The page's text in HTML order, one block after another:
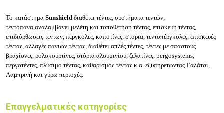
Το κατάστημα Sunshield διαθέτει τέντες, συστήματα τεντών,
τεντόπανα,αναλαμβάνει μελέτη και τοποθέτηση τέντας, επισκευή τέντας,
επιδιόρθωσεις τεντων, πέργκολες, καποτίνες, στορια, τεντοπέργκολες, επισκευές
τέντας, αλλαγές πανιών τέντας, διαθέτει απλές τέντες, τέντες με σπαστούς
βραχίονες, ρολοκουρτίνες, στόρια αλουμινίου, ζελατίνες, pergosystems,
περγοτέντες, πλύσιμο τέντας, καθαρισμός τέντας κ.α. εξυπηρετώντας Γαλάτσι,
Λαμπρινή και γύρω περιοχές.
Επαγγελματικές κατηγορίες